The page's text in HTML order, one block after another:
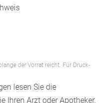
der Vorrat reicht. Für Druck-
lesen Sie die
Ihren Arzt oder Apotheker.